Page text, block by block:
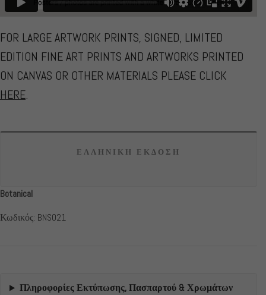
FOR LARGE ARTWORK PRINTS, SIGNED, LIMITED
EDITION FINE ART PRINTS AND ARTWORKS PRINTED
ON CANVAS OR OTHER MATERIALS PLEASE CLICK
HERE.
ΕΛΛΗΝΙΚΗ ΕΚΔΟΣΗ
Botanical
Κωδικός: BNS021
Πληροφορίες Εκτύπωσης, Πασπαρτού & Χρωμάτων